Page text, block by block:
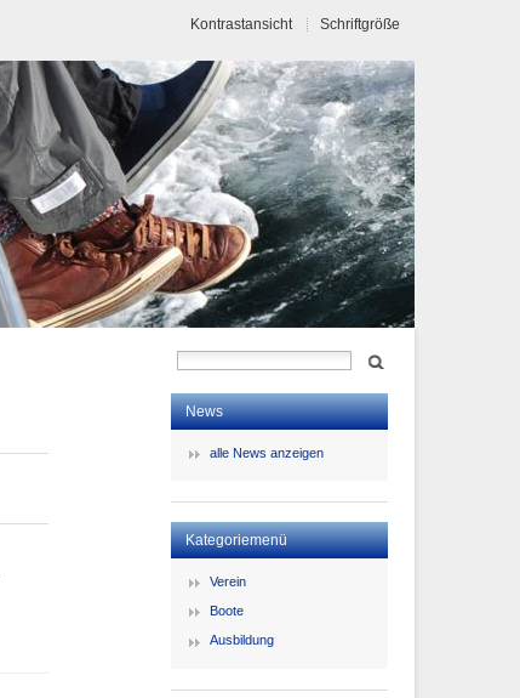
Kontrastansicht Schriftgröße
News
alle News anzeigen
Kategoriemenü
Verein
Boote
Ausbildung